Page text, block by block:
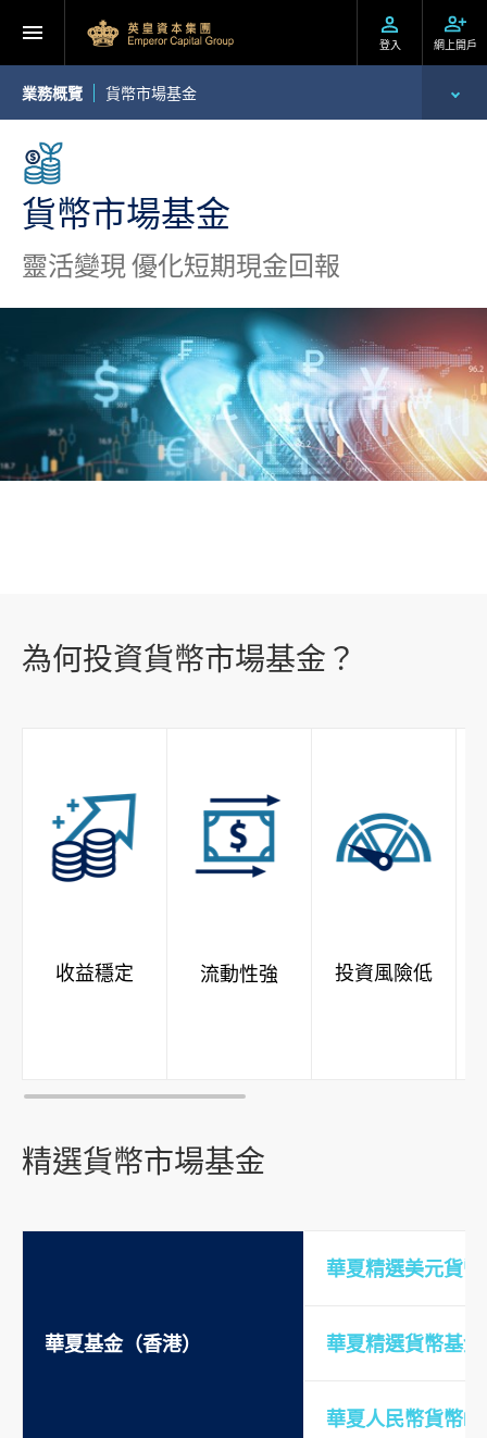
登入 網上開戶
業務概覽 貨幣市場基金
環球投資產品
財富管理
資產管理
企業融資
財務貸款
機構業務
貨幣市場基金
靈活變現 優化短期現金回報
為何投資貨幣市場基金？
收益穩定 流動性強 投資風險低
精選貨幣市場基金
華夏基金（香港）
華夏精選美元貨
華夏精選貨幣基金
華夏人民幣貨幣